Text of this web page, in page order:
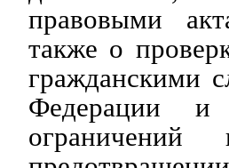
правовыми
также о
гражданскими
Федерации и